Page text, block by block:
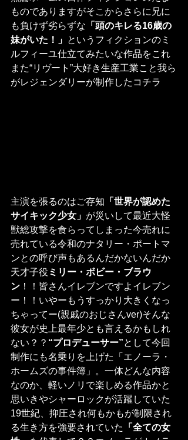
ものでありますがそこからさらに兄に
も負けず劣らずな 「頭のキレる16歳の
妹がいた！」 というフィクションのミ
ルフィーユ仕立てみたいな作品をこれ
また“リヴート”大好き生産工業こと我ら
がレジェンダリーが制作したコチラ
主演を張るのはご存知 「世界が認めた
サイキック少女」 が災いして最近大怪
獣総攻撃を食らってしまった今売れに
売れている令和のナタリー・ポートマ
ンとの呼び声もあるんだかないんだか
天才子役 ミリー・ボビー・ブラウ
ン ！！皆さんイレブンですよイレブン
ー！！いやーもうすっかり大きくなっ
ちゃってー(親戚のおじさんver)そんな
彼女が史上最年少とも言えるかもしれ
ない？？ “プロデューサー”として今回
制作にも名乗りを上げた「エノーラ・
ホームズの事件簿」。一体どんな内容
なのか、軽いノリで楽しめる作品かと
思いきやシャーロックが活躍していた
19世紀、抑圧され何もかもが制限され
る生き方を強要されていた
「全ての女